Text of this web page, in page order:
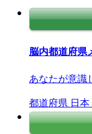
脳内都道府県
あなたが意識
都道府県 日本